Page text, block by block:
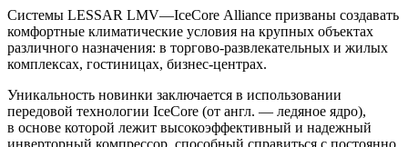
Системы LESSAR LMV—IceCore Alliance призваны создавать
комфортные климатические условия на крупных объектах
различного назначения: в торгово-развлекательных и жилых
комплексах, гостиницах, бизнес-центрах.
Уникальность новинки заключается в использовании
передовой технологии IceCore (от англ. — ледяное ядро),
в основе которой лежит высокоэффективный и надежный
инверторный компрессор, способный справиться с постоянно